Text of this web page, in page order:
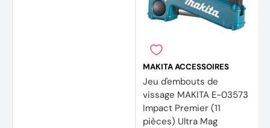
MAKITA ACCESSOIRES
Jeu d'embouts de
vissage MAKITA E-03573
Impact Premier (11
pièces) Ultra Mag